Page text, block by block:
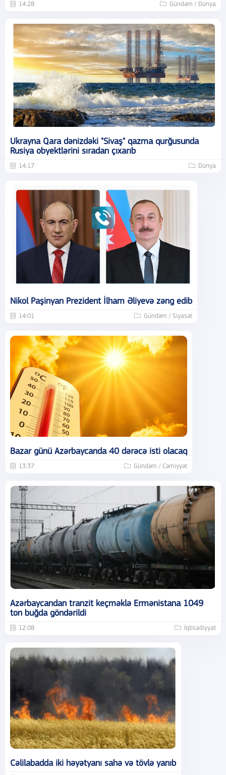
14:28 Gündəm / Dünya
Ukrayna Qara dənizdəki "Sivaş" qazma qurğusunda
Rusiya obyektlərini sıradan çıxarıb
14:17 Dünya
Nikol Paşinyan Prezident İlham Əliyevə zəng edib
14:01 Gündəm / Siyasət
Bazar günü Azərbaycanda 40 dərəcə isti olacaq
13:37 Gündəm / Cəmiyyət
Azərbaycandan tranzit keçməklə Ermənistana 1049
ton buğda göndərildi
12:08 İqtisadiyyat
Cəlilabadda iki həyətyanı sahə və tövlə yanıb